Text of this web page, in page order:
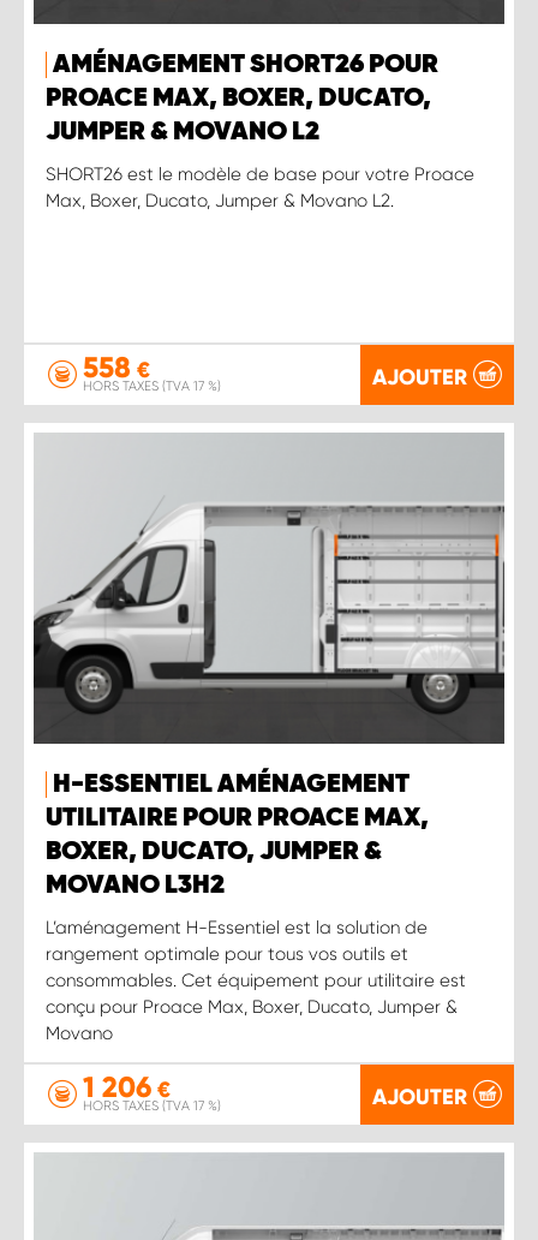
AMÉNAGEMENT SHORT26 POUR
PROACE MAX, BOXER, DUCATO,
JUMPER & MOVANO L2
SHORT26 est le modèle de base pour votre Proace
Max, Boxer, Ducato, Jumper & Movano L2.
558 €
HORS TAXES (TVA 17 %) AJOUTER
H-ESSENTIEL AMÉNAGEMENT
UTILITAIRE POUR PROACE MAX,
BOXER, DUCATO, JUMPER &
MOVANO L3H2
L’aménagement H-Essentiel est la solution de
rangement optimale pour tous vos outils et
consommables. Cet équipement pour utilitaire est
conçu pour Proace Max, Boxer, Ducato, Jumper &
Movano
1 206 €
HORS TAXES (TVA 17 %) AJOUTER